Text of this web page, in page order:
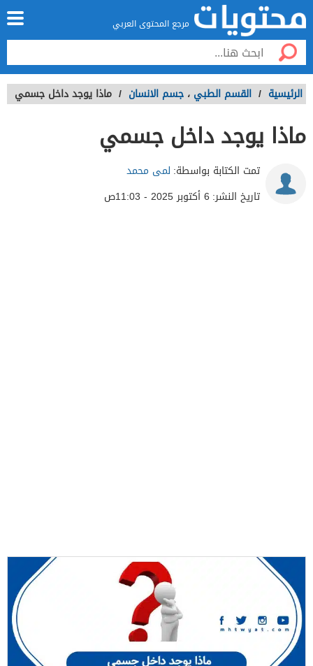
مرجع المحتوى العربي
الرئيسية / القسم الطبي ، جسم الانسان / ماذا يوجد داخل جسمي
ماذا يوجد داخل جسمي
تمت الكتابة بواسطة: لمى محمد
تاريخ النشر: 6 أكتوبر 2025 - 11:03ص